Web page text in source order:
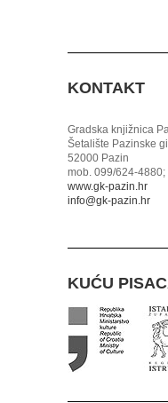
KONTAKT
Gradska knjižnica
Šetalište Pazinske
52000 Pazin
mob. 099/624-
www.gk-pazin.hr
info@gk-pazin.hr
KUĆU